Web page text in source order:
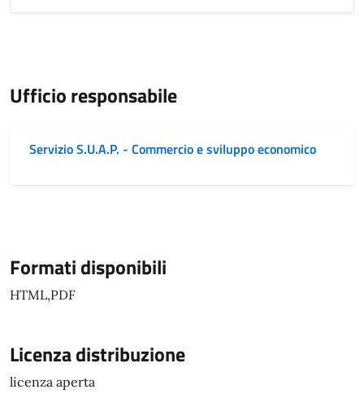
Ufficio responsabile
Servizio S.U.A.P. - Commercio e sviluppo economico
Formati disponibili
HTML,PDF
Licenza distribuzione
licenza aperta